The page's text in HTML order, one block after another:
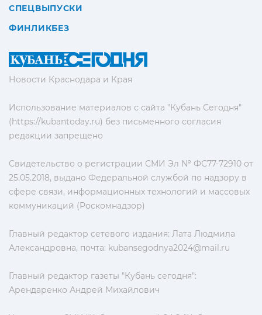
Новости Краснодара и Края
Использование материалов с сайта "Кубань Сегодня"
(https://kubantoday.ru) без письменного согласия
редакции запрещено
Свидетельство о регистрации СМИ Эл № ФС77-72910 от
25.05.2018, выдано Федеральной службой по надзору в
сфере связи, информационных технологий и массовых
коммуникаций (Роскомнадзор)
Главный редактор сетевого издания: Лата Людмила
Александровна, почта: kubansegodnya2024@mail.ru
Главный редактор газеты "Кубань сегодня":
Арендаренко Андрей Михайлович
СПЕЦВЫПУСКИ
ФИНЛИКБЕЗ